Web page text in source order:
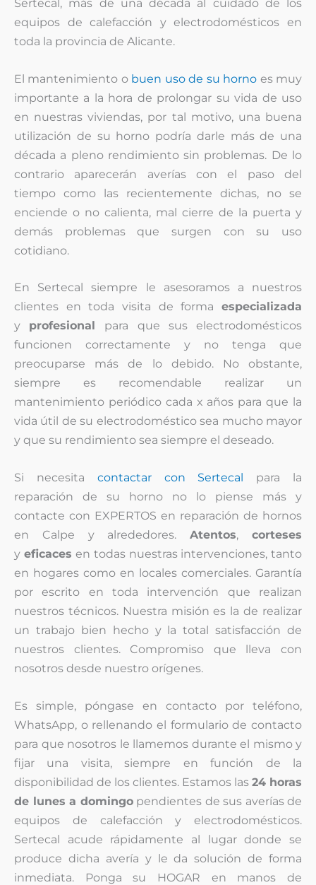
Sertecal, más de una década al cuidado de los
equipos de calefacción y electrodomésticos en
toda la provincia de Alicante.
El mantenimiento o buen uso de su horno es muy
importante a la hora de prolongar su vida de uso
en nuestras viviendas, por tal motivo, una buena
utilización de su horno podría darle más de una
década a pleno rendimiento sin problemas. De lo
contrario aparecerán averías con el paso del
tiempo como las recientemente dichas, no se
enciende o no calienta, mal cierre de la puerta y
demás problemas que surgen con su uso
cotidiano.
En Sertecal siempre le asesoramos a nuestros
clientes en toda visita de forma especializada
y profesional para que sus electrodomésticos
funcionen correctamente y no tenga que
preocuparse más de lo debido. No obstante,
siempre es recomendable realizar un
mantenimiento periódico cada x años para que la
vida útil de su electrodoméstico sea mucho mayor
y que su rendimiento sea siempre el deseado.
Si necesita contactar con Sertecal para la
reparación de su horno no lo piense más y
contacte con EXPERTOS en reparación de hornos
en Calpe y alrededores.Atentos,corteses
y eficacesen todas nuestras intervenciones, tanto
en hogares como en locales comerciales. Garantía
por escrito en toda intervención que realizan
nuestros técnicos. Nuestra misión es la de realizar
un trabajo bien hecho y la total satisfacción de
nuestros clientes. Compromiso que lleva con
nosotros desde nuestro orígenes.
Es simple, póngase en contacto por teléfono,
WhatsApp, o rellenando el formulario de contacto
para que nosotros le llamemos durante el mismo y
fijar una visita, siempre en función de la
disponibilidad de los clientes. Estamos las 24 horas
de lunes a domingopendientes de sus averías de
equipos de calefacción y electrodomésticos.
Sertecal acude rápidamente al lugar donde se
produce dicha avería y le da solución de forma
inmediata. Ponga su HOGAR en manos de